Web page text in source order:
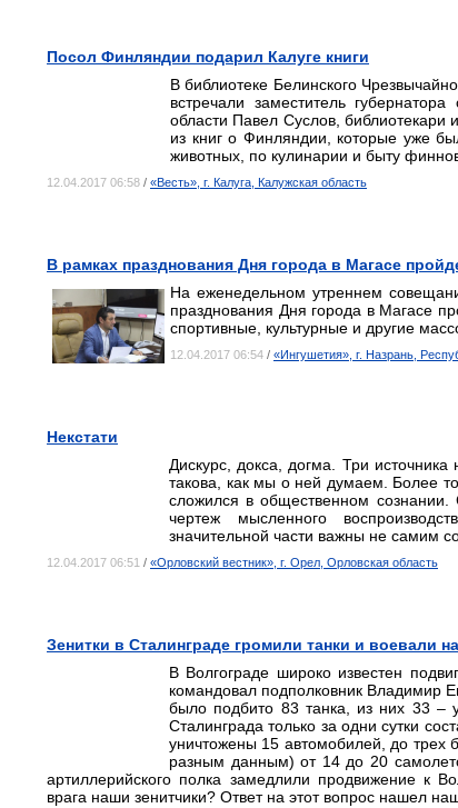
Посол Финляндии подарил Калуге книги
В библиотеке Белинского
встречали заместитель
области Павел Суслов, библиотекари
из книг о Финляндии, которые уже
животных, по кулинарии и быту
12.04.2017 06:58 / «Весть», г. Калуга, Калужская область
В рамках празднования Дня города в Магасе
На еженедельном утреннем
празднования Дня города в Магасе
спортивные, культурные и другие
12.04.2017 06:54 / «Ингушетия», г. Назрань,
Некстати
Дискурс, докса, догма. Три
такова, как мы о ней думаем. Более
сложился в общественном сознании.
чертеж мысленного
значительной части важны не самим
12.04.2017 06:51 / «Орловский вестник», г. Орел, Орловская область
Зенитки в Сталинграде громили танки и воевали
В Волгограде широко известен
командовал подполковник Владимир
было подбито 83 танка, из них 33 –
Сталинграда только за одни сутки
уничтожены 15 автомобилей, до трех
разным данным) от 14 до 20
артиллерийского полка замедлили продвижение к
врага наши зенитчики? Ответ на этот вопрос нашел